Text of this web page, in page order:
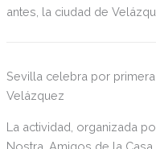
antes, la ciudad de
Sevilla celebra por
Velázquez
La actividad, organizada
Nostra, Amigos de la